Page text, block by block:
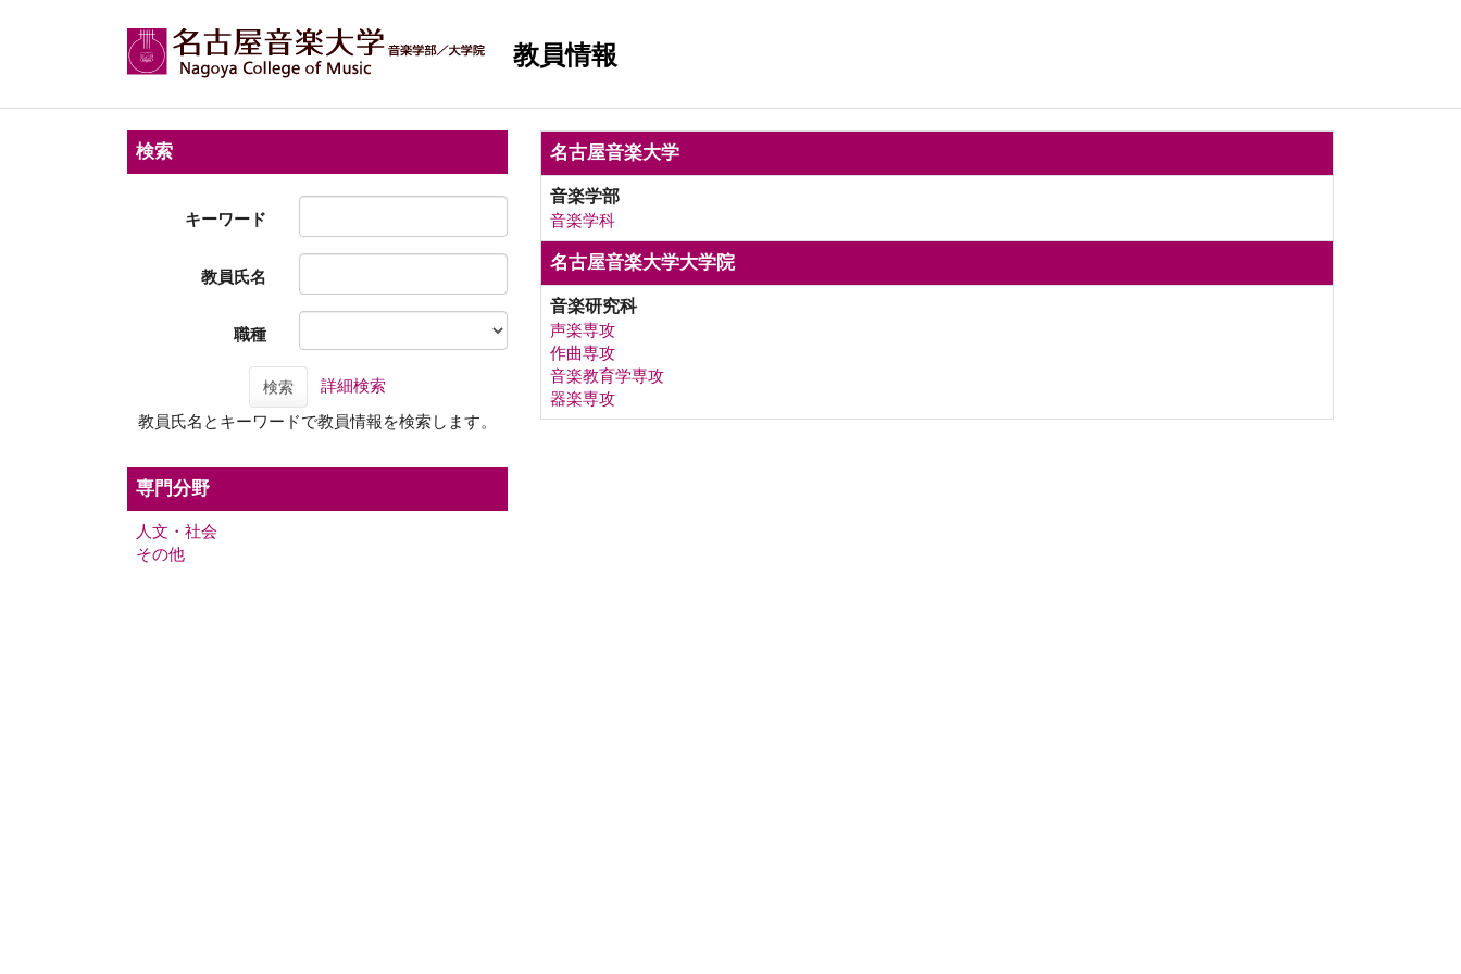
教員情報
検索
キーワード
教員氏名
職種
検索
詳細検索
教員氏名とキーワードで教員情報を検索します。
専門分野
人文・社会
その他
名古屋音楽大学
音楽学部
音楽学科
名古屋音楽大学大学院
音楽研究科
声楽専攻
作曲専攻
音楽教育学専攻
器楽専攻